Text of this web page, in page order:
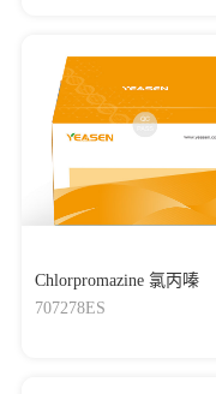
Chlorpromazine 氯丙嗪
707278ES